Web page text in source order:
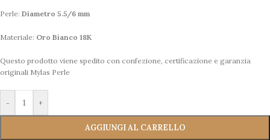
Perle: Diametro 5.5/6 mm
Materiale: Oro Bianco 18K
Questo prodotto viene spedito con confezione, certificazione e garanzia
originali Mylas Perle
- +
AGGIUNGI AL CARRELLO